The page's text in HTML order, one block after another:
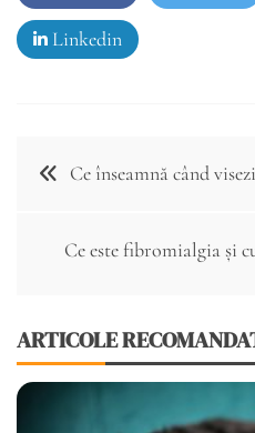
Linkedin
Navigare
articole
Ce înseamnă când
Ce este fibromialgia și
ARTICOLE